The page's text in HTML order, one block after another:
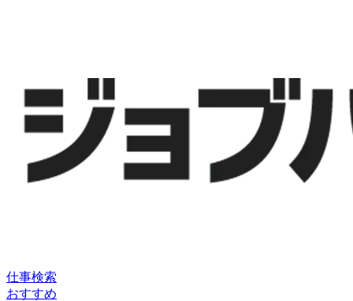
仕事検索
おすすめ